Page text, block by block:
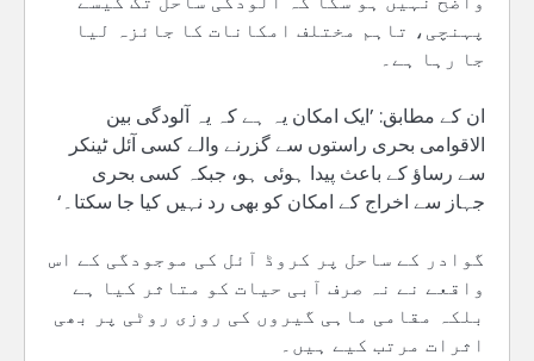
پہنچی، تاہم مختلف امکانات کا جائزہ لیا
جا رہا ہے۔
ان کے مطابق: ’ایک امکان یہ ہے کہ یہ آلودگی بین
الاقوامی بحری راستوں سے گزرنے والے کسی آئل ٹینکر
سے رساؤ کے باعث پیدا ہوئی ہو، جبکہ کسی بحری
جہاز سے اخراج کے امکان کو بھی رد نہیں کیا جا سکتا۔‘
گوادر کے ساحل پر کروڈ آئل کی موجودگی کے اس
واقعے نے نہ صرف آبی حیات کو متاثر کیا ہے
بلکہ مقامی ماہی گیروں کی روزی روٹی پر بھی
اثرات مرتب کیے ہیں۔